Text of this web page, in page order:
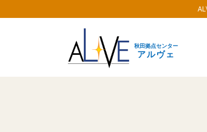
秋田拠点センター
アルヴェ